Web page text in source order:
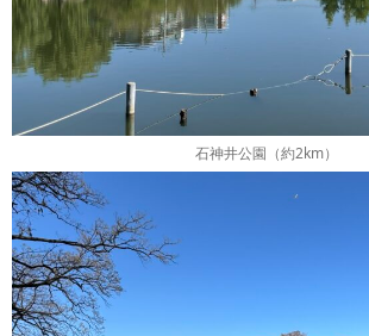
石神井公園（約2km）